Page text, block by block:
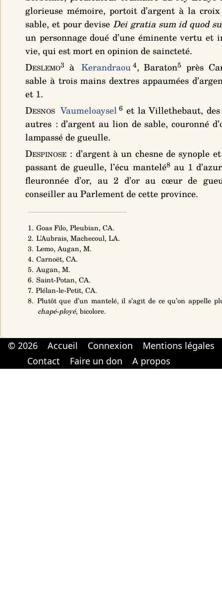
glorieuse mémoire, portoitd’argent à la
sable, et pour devise Dei gratia sum id quod
un personnage doué d’une éminente vertu et
vie, qui est mort en opinion de saincteté.
Deslemo3 à Kerandraou 4, Baraton5 près
sable à trois mains dextres appaumées
et 1.
Desnos Vaumeloaysel 6et la Villethebaut, des
autres :d’argent au lion de sable, couronné
lampassé de gueulle.
Despinose : d’argent à un chesne de synople
passant de gueulle, l’écu mantelé8au 1
fleuronnée d’or, au 2 d’or au cœur de
conseiller au Parlement de cette province.
1. Goas Filo, Pleubian, CA.
2. L’Aubrais, Machecoul, LA.
3. Lemo, Augan, M.
4. Carnoët, CA.
5. Augan, M.
6. Saint-Potan, CA.
7. Plélan-le-Petit, CA.
8. Plutôt que d’un mantelé, il s’agit de ce qu’on appelle
chapé-ployé, bicolore.
© 2026 Accueil Connexion
Mentions légales
Contact
Faire un don A propos